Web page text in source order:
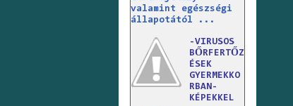
valamint egészségi
állapotától ...
-VIRUSOS
BŐRFERTŐZ
ÉSEK
GYERMEKKO
RBAN-
KÉPEKKEL